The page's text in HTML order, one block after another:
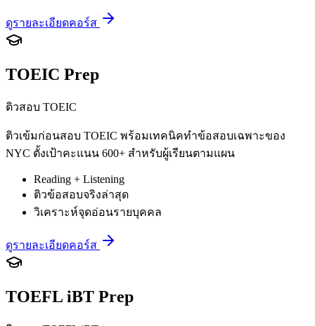
ดูรายละเอียดคอร์ส
TOEIC Prep
ติวสอบ TOEIC
ติวเข้มก่อนสอบ TOEIC พร้อมเทคนิคทำข้อสอบเฉพาะของ
NYC ตั้งเป้าคะแนน 600+ สำหรับผู้เรียนตามแผน
Reading + Listening
ติวข้อสอบจริงล่าสุด
วิเคราะห์จุดอ่อนรายบุคคล
ดูรายละเอียดคอร์ส
TOEFL iBT Prep